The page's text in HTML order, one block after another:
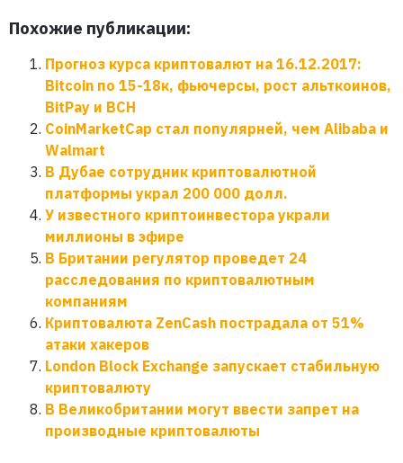
Похожие публикации:
Прогноз курса криптовалют на 16.12.2017:
Bitcoin по 15-18к, фьючерсы, рост альткоинов,
BitPay и BCH
CoinMarketCap стал популярней, чем Alibaba и
Walmart
В Дубае сотрудник криптовалютной
платформы украл 200 000 долл.
У известного криптоинвестора украли
миллионы в эфире
В Британии регулятор проведет 24
расследования по криптовалютным
компаниям
Криптовалюта ZenCash пострадала от 51%
атаки хакеров
London Block Exchange запускает стабильную
криптовалюту
В Великобритании могут ввести запрет на
производные криптовалюты